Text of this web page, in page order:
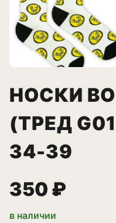
НОСКИ
(ТРЕД
34-39
350 ₽
в наличии